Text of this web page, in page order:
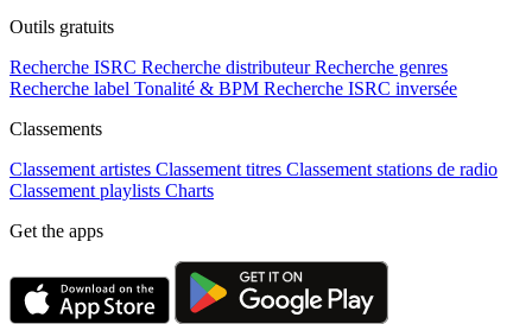
Outils gratuits
Recherche ISRC Recherche distributeur Recherche genres
Recherche label Tonalité & BPM Recherche ISRC inversée
Classements
Classement artistes Classement titres Classement stations de radio
Classement playlists Charts
Get the apps